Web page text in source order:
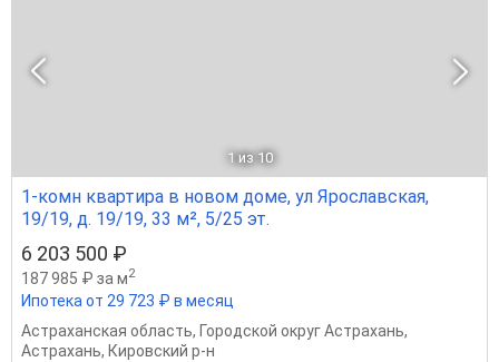
1 из 10
1-комн квартира в новом доме, ул Ярославская,
19/19, д. 19/19, 33 м², 5/25 эт.
6 203 500 ₽
187 985 ₽ за м2
Ипотека от 29 723 ₽ в месяц
Астраханская область, Городской округ Астрахань,
Астрахань, Кировский р-н